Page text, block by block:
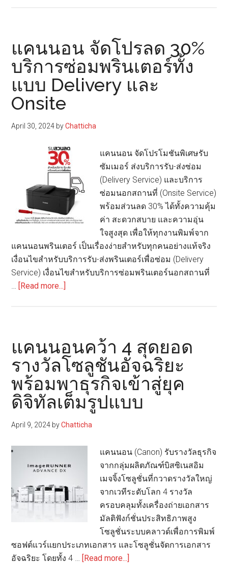
บรรจุ
ภัณฑ์
และ
พาณิชย์
เปิด
ตัว
เครื่องพิมพ์
รุ่น
ใหม่
3
ซี
รีส์
แคนนอน จัดโปรลด 30%
บริการซ่อมพรินเตอร์ทั้ง
แบบ Delivery และ
Onsite
April 30, 2024 byChatticha
แคนนอน จัดโปรโมชันพิเศษรับ
ซัมเมอร์ ส่งบริการรับ-ส่งซ่อม
(Delivery Service) และบริการ
ซ่อมนอกสถานที่ (Onsite Service)
พร้อมส่วนลด 30% ได้ทั้งความคุ้ม
ค่า สะดวกสบาย และความอุ่น
ใจสูงสุด เพื่อให้ทุกงานพิมพ์จาก
แคนนอนพรินเตอร์ เป็นเรื่องง่ายสำหรับทุกคนอย่างแท้จริง
เงื่อนไขสำหรับบริการรับ-ส่งพรินเตอร์เพื่อซ่อม (Delivery
Service) เงื่อนไขสำหรับบริการซ่อมพรินเตอร์นอกสถานที่
…
[Read more...]
ลด
30%
บริการ
ซ่อม
พรินเตอร์
Delivery
Onsite
แคนนอนคว้า 4 สุดยอด
รางวัลโซลูชันอัจฉริยะ
พร้อมพาธุรกิจเข้าสู่ยุค
ดิจิทัลเต็มรูปแบบ
April 9, 2024 byChatticha
แคนนอน (Canon) รับรางวัลธุรกิจ
จากกลุ่มผลิตภัณฑ์บิสซิเนสอิม
เมจจิ้งโซลูชั่นที่กวาดรางวัลใหญ่
จากเวทีระดับโลก 4 รางวัล
ครอบคลุมทั้งเครื่องถ่ายเอกสาร
มัลติฟังก์ชั่นประสิทธิภาพสูง
โซลูชั่นระบบคลาวด์เพื่อการพิมพ์
ซอฟต์แวร์แยกประเภทเอกสาร และโซลูชั่นจัดการเอกสาร
อัจฉริยะ โดยทั้ง 4 …
[Read more...]